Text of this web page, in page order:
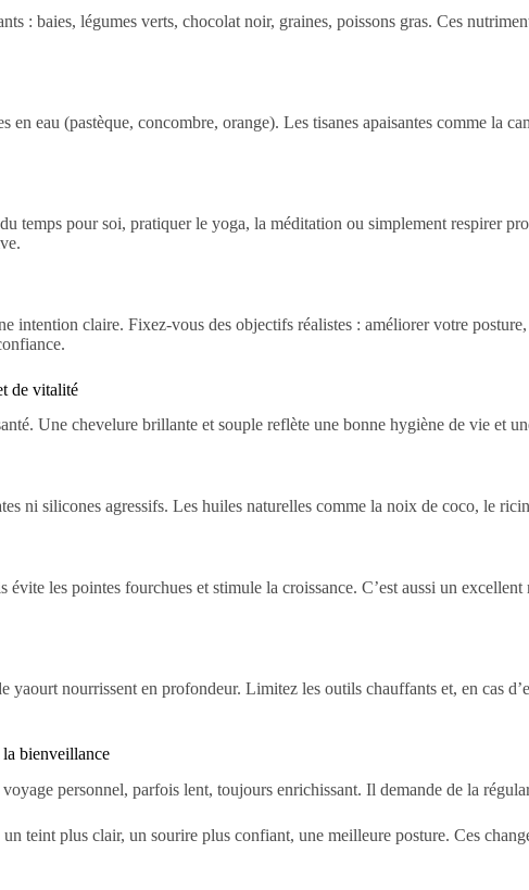
: baies, légumes verts, chocolat noir, graines, poissons gras. Ces
en eau (pastèque, concombre, orange). Les tisanes apaisantes comme la
temps pour soi, pratiquer le yoga, la méditation ou simplement respirer
intention claire. Fixez-vous des objectifs réalistes : améliorer votre
de vitalité
Une chevelure brillante et souple reflète une bonne hygiène de vie et
ni silicones agressifs. Les huiles naturelles comme la noix de coco, le
les pointes fourchues et stimule la croissance. C’est aussi un
yaourt nourrissent en profondeur. Limitez les outils chauffants et, en cas
bienveillance
personnel, parfois lent, toujours enrichissant. Il demande de la
teint plus clair, un sourire plus confiant, une meilleure posture. Ces